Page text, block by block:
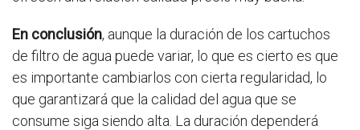
En conclusión, aunque la duración de los cartuchos
de filtro de agua puede variar, lo que es cierto es que
es importante cambiarlos con cierta regularidad, lo
que garantizará que la calidad del agua que se
consume siga siendo alta. La duración dependerá